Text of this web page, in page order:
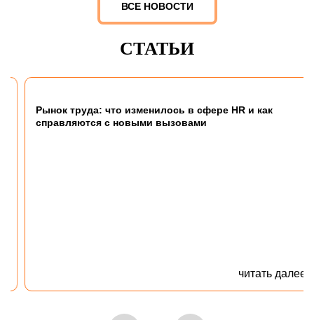
ВСЕ НОВОСТИ
СТАТЬИ
Рынок труда: что изменилось в сфере HR и как
справляются с новыми вызовами
читать далее